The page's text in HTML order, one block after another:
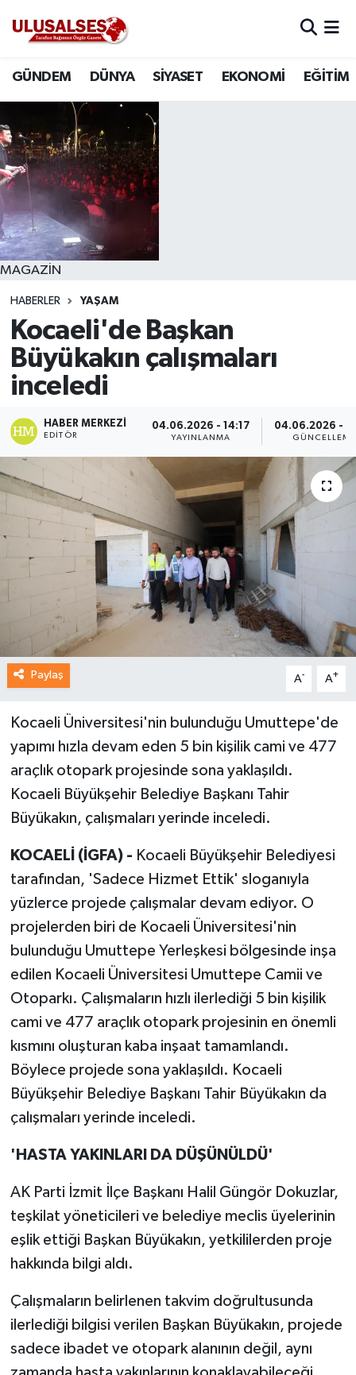
GÜNDEM DÜNYA SİYASET EKONOMİ EĞİTİM
MAGAZİN
HABERLER YAŞAM
Kocaeli'de Başkan
Büyükakın çalışmaları
inceledi
HABER MERKEZI
EDITÖR
04.06.2026 - 14:17
YAYINLANMA
04.06.2026 -
GÜNCELLEME
Paylaş A- A+
Kocaeli Üniversitesi'nin bulunduğu Umuttepe'de
yapımı hızla devam eden 5 bin kişilik cami ve 477
araçlık otopark projesinde sona yaklaşıldı.
Kocaeli Büyükşehir Belediye Başkanı Tahir
Büyükakın, çalışmaları yerinde inceledi.
KOCAELİ (İGFA) - Kocaeli Büyükşehir Belediyesi
tarafından, 'Sadece Hizmet Ettik' sloganıyla
yüzlerce projede çalışmalar devam ediyor. O
projelerden biri de Kocaeli Üniversitesi'nin
bulunduğu Umuttepe Yerleşkesi bölgesinde inşa
edilen Kocaeli Üniversitesi Umuttepe Camii ve
Otoparkı. Çalışmaların hızlı ilerlediği 5 bin kişilik
cami ve 477 araçlık otopark projesinin en önemli
kısmını oluşturan kaba inşaat tamamlandı.
Böylece projede sona yaklaşıldı. Kocaeli
Büyükşehir Belediye Başkanı Tahir Büyükakın da
çalışmaları yerinde inceledi.
'HASTA YAKINLARI DA DÜŞÜNÜLDÜ'
AK Parti İzmit İlçe Başkanı Halil Güngör Dokuzlar,
teşkilat yöneticileri ve belediye meclis üyelerinin
eşlik ettiği Başkan Büyükakın, yetkililerden proje
hakkında bilgi aldı.
Çalışmaların belirlenen takvim doğrultusunda
ilerlediği bilgisi verilen Başkan Büyükakın, projede
sadece ibadet ve otopark alanının değil, aynı
DÜNYA
SİYASET
EKONOMİ
EĞİTİM
SAĞLIK
MAGAZİN
SPOR
Trafik Durumu
Süper Lig Puan Durumu ve Fikstür
Tüm Manşetler
Son Dakika Haberleri
Haber Arşivi